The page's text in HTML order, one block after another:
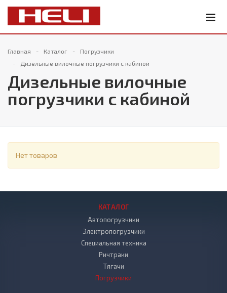
Главная Каталог
Погрузчики
Дизельные вилочные погрузчики с кабиной
Дизельные вилочные
погрузчики с кабиной
Нет товаров
КАТАЛОГ
Автопогрузчики
Электропогрузчики
Специальная техника
Ричтраки
Тягачи
Погрузчики